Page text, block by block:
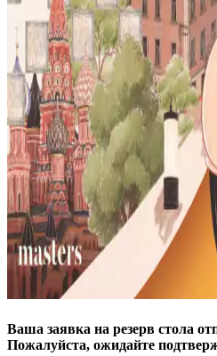
Ваша заявка на резерв стола
Пожалуйста, ожидайте